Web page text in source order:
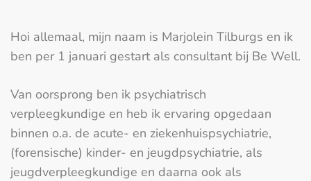
Hoi allemaal, mijn naam is Marjolein Tilburgs en ik
ben per 1 januari gestart als consultant bij Be Well.
Van oorsprong ben ik psychiatrisch
verpleegkundige en heb ik ervaring opgedaan
binnen o.a. de acute- en ziekenhuispsychiatrie,
(forensische) kinder- en jeugdpsychiatrie, als
jeugdverpleegkundige en daarna ook als